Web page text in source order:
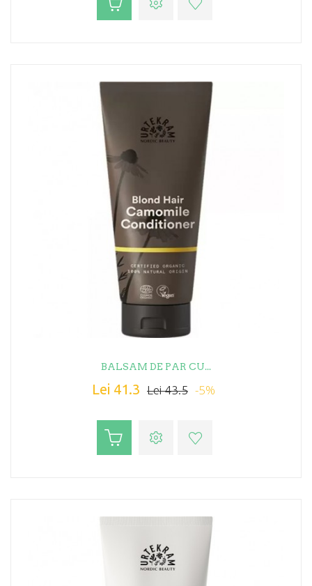
BALSAM DE PAR CU...
Lei 41.3 Lei 43.5 -5%